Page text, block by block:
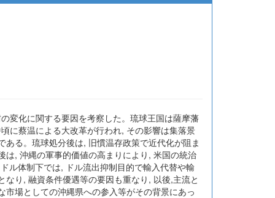
変化に関する要因を考察した。琉球王国は薩摩藩
に蔡温による大改革が行われ, その影響は集落景
る。琉球処分後は, 旧慣温存政策で近代化が阻ま
, 沖縄の軍事的価値の高まりにより, 米国の統治
ル体制下では, ドル流出抑制目的で輸入代替や輸
り, 融資条件優遇等の要因も重なり, 以後,主流と
場としての沖縄県への参入等がその背景にあっ